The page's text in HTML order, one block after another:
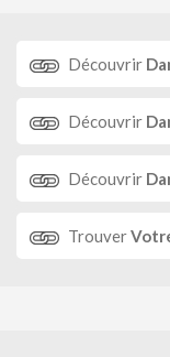
Découvrir
Découvrir
Découvrir
Trouver